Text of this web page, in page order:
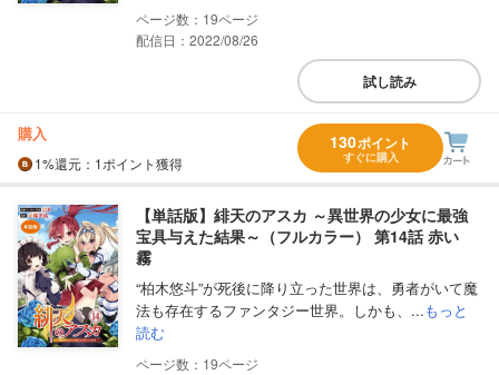
19
配信日：2022/08/26
試し読み
購入
1%還元 ：1ポイント獲得
130ポイント
すぐに購入
【単話版】緋天のアスカ ～異世界の少女に最強
宝具与えた結果～（フルカラー） 第14話 赤い
霧
“柏木悠斗”が死後に降り立った世界は、勇者がいて魔
法も存在するファンタジー世界。しかも、...もっと
読む
19